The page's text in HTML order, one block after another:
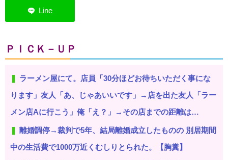
ＰＩＣＫ－ＵＰ
ラーメン屋にて。店員「30分ほどお待ちいただく事にな
ります」友人「あ、じゃあいいです」→店を出た友人「ラー
メン店Aに行こう」俺「え？」→その店までの距離は…
離婚調停→裁判で5年、結局離婚成立したものの 別居期間
中の生活費で1000万近くむしりとられた。【胸糞】